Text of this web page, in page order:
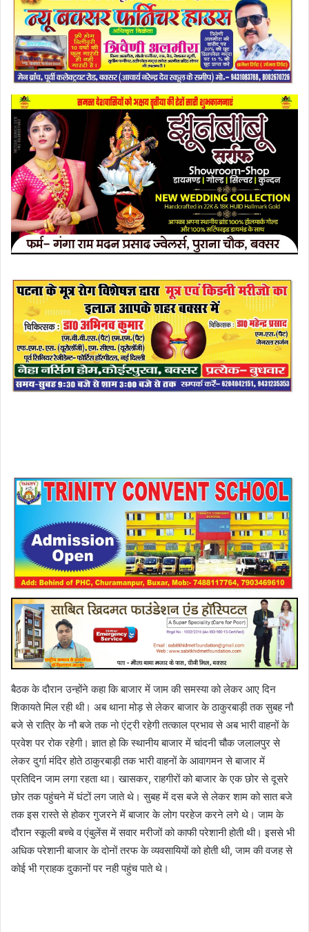
बैठक के दौरान उन्होंने कहा कि बाजार में जाम की समस्या को लेकर आए दिन
शिकायते मिल रही थी। अब थाना मोड़ से लेकर बाजार के ठाकुरबाड़ी तक सुबह नौ
बजे से रात्रि के नौ बजे तक नो एंट्री रहेगी तत्काल प्रभाव से अब भारी वाहनों के
प्रवेश पर रोक रहेगी। ज्ञात हो कि स्थानीय बाजार में चांदनी चौक जलालपुर से
लेकर दुर्गा मंदिर होते ठाकुरबाड़ी तक भारी वाहनों के आवागमन से बाजार में
प्रतिदिन जाम लगा रहता था। खासकर, राहगीरों को बाजार के एक छोर से दूसरे
छोर तक पहुंचने में घंटों लग जाते थे। सुबह में दस बजे से लेकर शाम को सात बजे
तक इस रास्ते से होकर गुजरने में बाजार के लोग परहेज करने लगे थे। जाम के
दौरान स्कूली बच्चे व एंबुलेंस में सवार मरीजों को काफी परेशानी होती थी। इससे भी
अधिक परेशानी बाजार के दोनों तरफ के व्यवसायियों को होती थी, जाम की वजह से
कोई भी ग्राहक दुकानों पर नही पहुंच पाते थे।